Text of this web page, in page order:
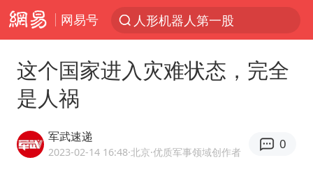
网易号
人形机器人第一股
多地银行上调存款利率
白海豚路径图
这个国家进入灾难状态，完全
是人祸
军武速递
2023-02-14 16:48·北京·优质军事领域创作者
0